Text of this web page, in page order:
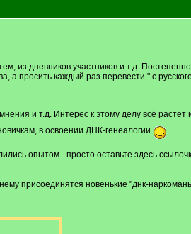
дневников участников и т.д.
просить каждый раз перевести " с
и т.д. Интерес к этому делу всё
в освоении ДНК-генеалогии
опытом - просто оставьте здесь
присоединятся новенькие "днк-